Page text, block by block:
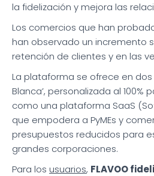
la fidelización y mejora las
Los comercios que han
han observado un incremento
retención de clientes y en las
La plataforma se ofrece en dos
Blanca’, personalizada al 100%
como una plataforma SaaS
que empodera a PyMEs y
presupuestos reducidos para
grandes corporaciones.
Para los usuarios, FLAVOO